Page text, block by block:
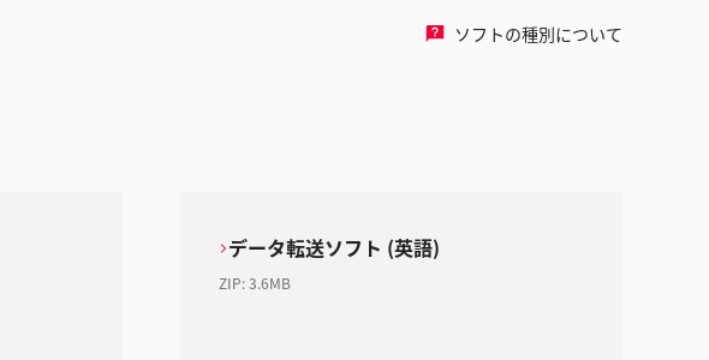
ソフトの種別について
データ転送ソフト (英語)
ZIP:3.6MB